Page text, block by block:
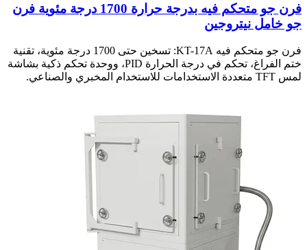
فرن جو متحكم فيه بدرجة حرارة 1700 درجة مئوية فرن
جو خامل نيتروجين
فرن جو متحكم فيه KT-17A: تسخين حتى 1700 درجة مئوية، تقنية
ختم الفراغ، تحكم في درجة الحرارة PID، ووحدة تحكم ذكية بشاشة
لمس TFT متعددة الاستخدامات للاستخدام المخبري والصناعي.